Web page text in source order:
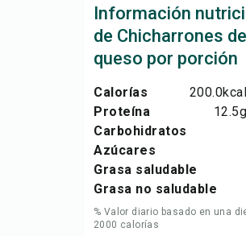
Información
de Chicharrones de
queso por porción
Calorías 200.0kcal
Proteína
12.5g
Carbohidratos
Azúcares
Grasa saludable
Grasa no saludable
% Valor diario basado en una
2000 calorías